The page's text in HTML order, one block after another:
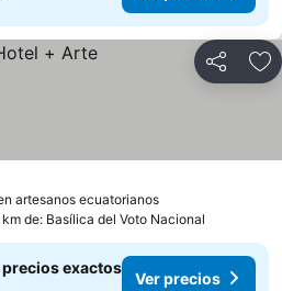
Compartir
artesanos ecuatorianosVer precios
km de: Basílica del Voto Nacional
exactos
Ver precios